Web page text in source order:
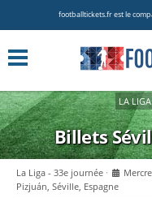
footballtickets.fr est le
LA LIGA
Billets
La Liga - 33e journée
Pizjuán, Séville, Espagne